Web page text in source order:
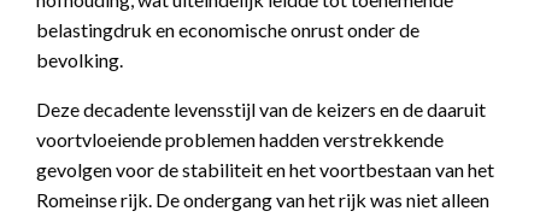
belastingdruk en economische onrust onder de
bevolking.
Deze decadente levensstijl van de keizers en de daaruit
voortvloeiende problemen hadden verstrekkende
gevolgen voor de stabiliteit en het voortbestaan van het
Romeinse rijk. De ondergang van het rijk was niet alleen